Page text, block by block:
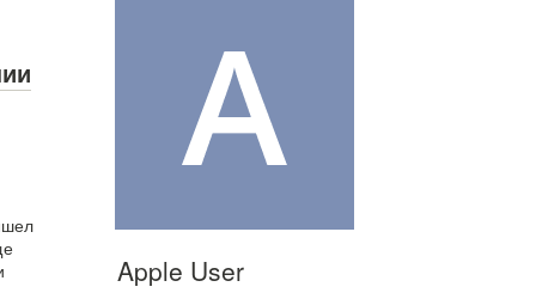
Apple User